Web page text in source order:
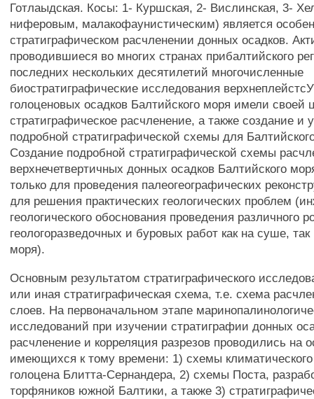
Готлаыдская. Косы: 1- Куршская, 2- Вислинская, 3-
ниферовым, малакофаунистическим) является
стратиграфическом расчленении донных осадков.
проводившиеся во многих странах прибалтийского
последних нескольких десятилетий многочисленные
биостратиграфические исследования
голоценовых осадков Балтийского моря имели своей
стратиграфическое расчленение, а также создание и
подробной стратиграфической схемы для
Создание подробной стратиграфической схемы
верхнечетвертичных донных осадков Балтийского
только для проведения палеогеографических
для решения практических геологических проблем
геологического обоснования проведения различного
геологоразведочных и буровых работ как на суше,
моря).
Основным результатом стратиграфического
или иная стратиграфическая схема, т.е. схема
слоев. На первоначальном этапе
исследований при изучении стратиграфии донных
расчленение и корреляция разрезов проводились на
имеющихся к тому времени: 1) схемы
голоцена Блитта-Сернандера, 2) схемы Поста,
торфяников южной Балтики, а также 3)